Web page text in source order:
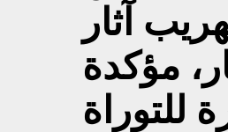
آثار
مؤكدة
للتوراة